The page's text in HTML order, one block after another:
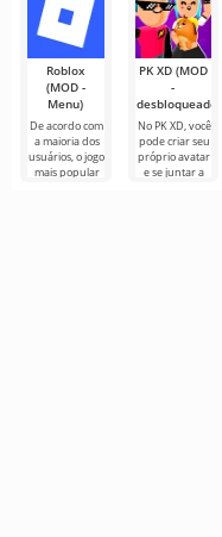
Roblox
(MOD -
Menu)
De acordo com
a maioria dos
usuários, o jogo
mais popular
PK XD (MOD
-
desbloqueado)
No PK XD, você
pode criar seu
próprio avatar
e se juntar a